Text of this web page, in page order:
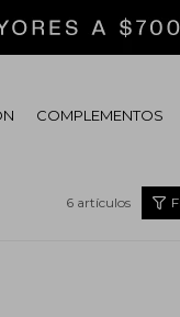
COMPLEMENTOS
6 artículos